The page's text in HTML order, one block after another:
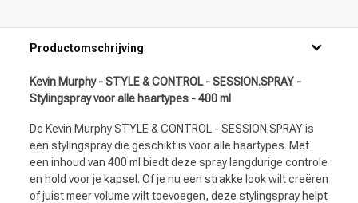
Productomschrijving
Kevin Murphy - STYLE & CONTROL - SESSION.SPRAY -
Stylingspray voor alle haartypes - 400 ml
De Kevin Murphy STYLE & CONTROL - SESSION.SPRAY is
een stylingspray die geschikt is voor alle haartypes. Met
een inhoud van 400 ml biedt deze spray langdurige controle
en hold voor je kapsel. Of je nu een strakke look wilt creëren
of juist meer volume wilt toevoegen, deze stylingspray helpt